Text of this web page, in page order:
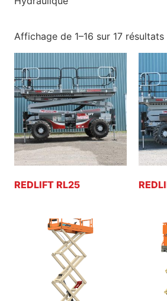
Affichage de 1–16 sur 17 résultats
REDLIFT RL25